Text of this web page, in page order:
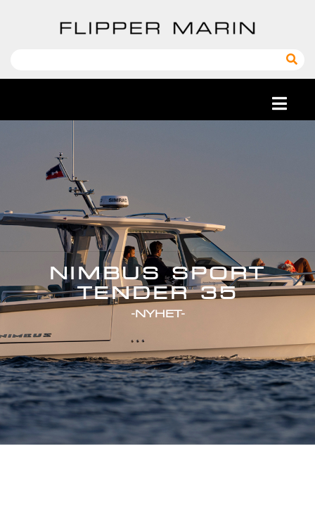
NIMBUS SPORT
TENDER 35
-NYHET-